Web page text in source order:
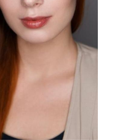
Макияж для танцоров
Стилист по прическам и
макияжу
Мастер причесок и
макияжа